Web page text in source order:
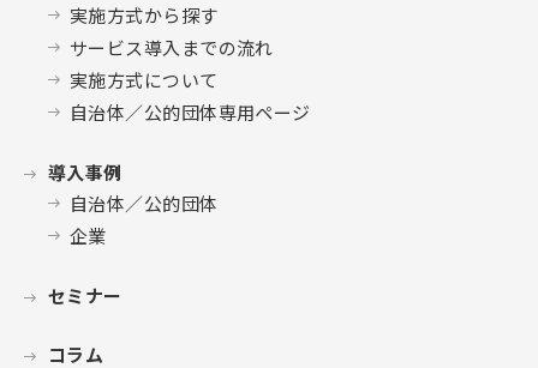
実施方式から探す
サービス導入までの流れ
実施方式について
自治体／公的団体専用ページ
導入事例
自治体／公的団体
企業
セミナー
コラム